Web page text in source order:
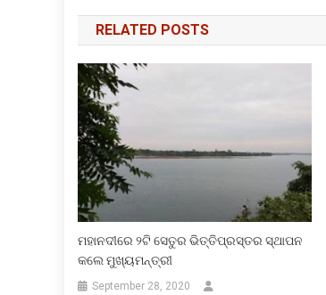
navigation
RELATED POSTS
ମହାନଦୀରେ ୨ଟି ସେତୁର ଭିତ୍ତିପ୍ରସ୍ତର ସ୍ଥାପନ
କଲେ ମୁଖ୍ୟମନ୍ତ୍ରୀ
September 28, 2020